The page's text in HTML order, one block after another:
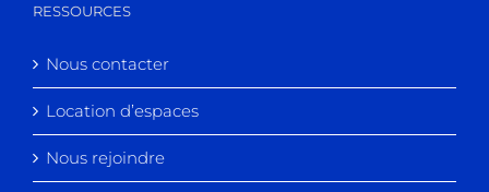
RESSOURCES
Nous contacter
Location d’espaces
Nous rejoindre